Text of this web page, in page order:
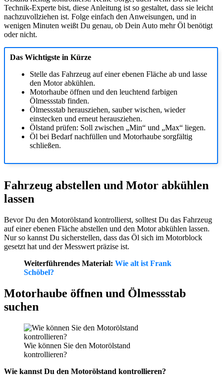
Technik-Experte bist, diese Anleitung ist so gestaltet, dass sie leicht
nachzuvollziehen ist. Folge einfach den Anweisungen, und in
wenigen Minuten weißt Du genau, ob Dein Auto mehr Öl benötigt
oder nicht.
Das Wichtigste in Kürze
Stelle das Fahrzeug auf einer ebenen Fläche ab und lasse
den Motor abkühlen.
Motorhaube öffnen und den leuchtend farbigen
Ölmessstab finden.
Ölmessstab herausziehen, sauber wischen, wieder
einstecken und erneut herausziehen.
Ölstand prüfen: Soll zwischen „Min“ und „Max“ liegen.
Öl bei Bedarf nachfüllen und Motorhaube sorgfältig
schließen.
Fahrzeug abstellen und Motor abkühlen
lassen
Bevor Du den Motorölstand kontrollierst, solltest Du das Fahrzeug
auf einer ebenen Fläche abstellen und den Motor abkühlen lassen.
Nur so kannst Du sicherstellen, dass das Öl sich im Motorblock
gesetzt hat und der Messwert präzise ist.
Weiterführendes Material: Wie alt ist Frank
Schöbel?
Motorhaube öffnen und Ölmessstab
suchen
Wie können Sie den Motorölstand
kontrollieren?
Wie kannst Du den Motorölstand kontrollieren?